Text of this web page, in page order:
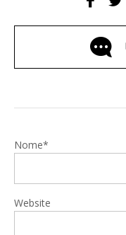
Nome*
Website